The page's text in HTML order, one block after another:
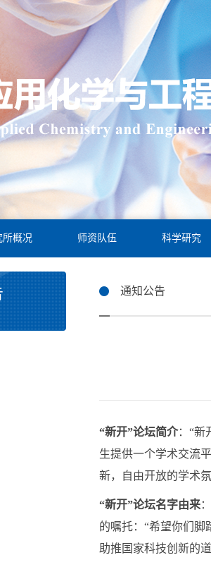
所概况 师资队伍 科学研究
通知公告
“新开”论坛简介：“新
生提供一个学术交流
新，自由开放的学术
“新开”论坛名字由来
的嘱托：“希望你们
助推国家科技创新的